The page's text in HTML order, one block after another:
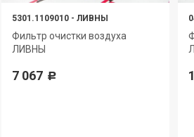
5301.1109010 - ЛИВНЫ
Фильтр очистки воздуха
ЛИВНЫ
7 067 Р